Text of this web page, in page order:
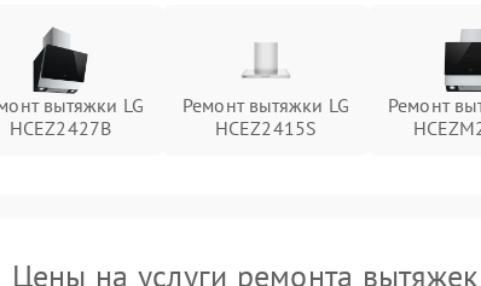
вытяжки LG
HCEZ2427B
Ремонт вытяжки LG
HCEZ2415S
Ремонт
Цены на услуги ремонта вытяжек